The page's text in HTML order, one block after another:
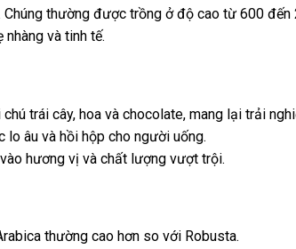
thường được trồng ở độ cao từ 600
và tinh tế.
trái cây, hoa và chocolate, mang lại trải
âu và hồi hộp cho người uống.
hương vị và chất lượng vượt trội.
thường cao hơn so với Robusta.